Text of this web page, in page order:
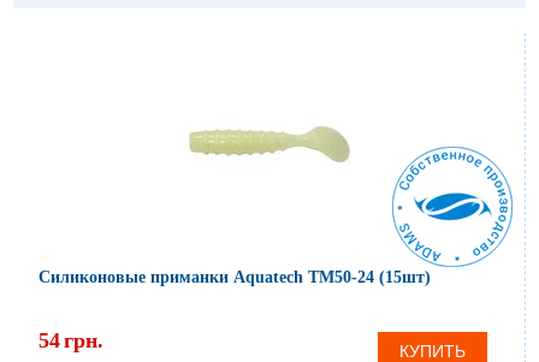
Силиконовые приманки Aquatech ТМ50-24 (15шт)
54грн. КУПИТЬ